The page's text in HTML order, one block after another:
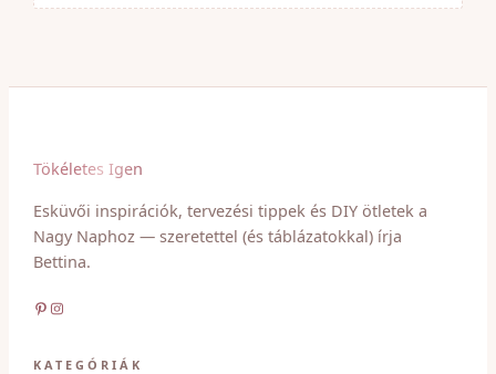
Tökéletes Igen
Esküvői inspirációk, tervezési tippek és DIY ötletek a
Nagy Naphoz — szeretettel (és táblázatokkal) írja
Bettina.
Pinterest Instagram
KATEGÓRIÁK